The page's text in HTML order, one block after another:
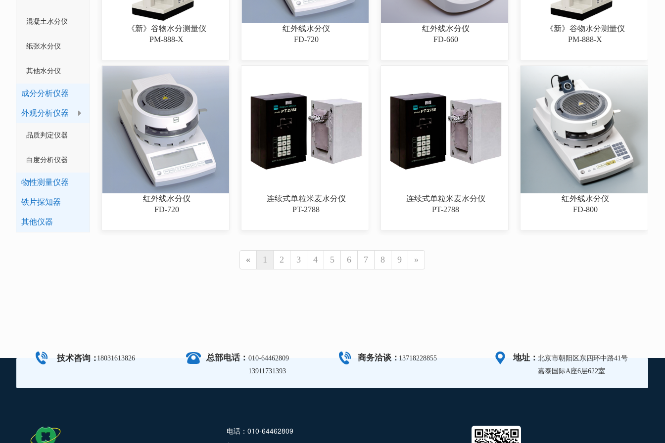
混凝土水分仪
纸张水分仪
其他水分仪
成分分析仪器
外观分析仪器
品质判定仪器
白度分析仪器
物性测量仪器
铁片探知器
其他仪器
《新》谷物水分测量仪
PM-888-X
红外线水分仪
FD-720
红外线水分仪
FD-660
《新》谷物水分测量仪
PM-888-X
红外线水分仪
FD-720
连续式单粒米麦水分仪
PT-2788
连续式单粒米麦水分仪
PT-2788
红外线水分仪
FD-800
« 1 2 3 4 5 6 7 8 9 »
技术咨询：18031613826 总部电话： 010-64462809
13911731393
商务洽谈：13718228855 地址：北京市朝阳区东四环中路41号
嘉泰国际A座6层622室
电话：010-64462809